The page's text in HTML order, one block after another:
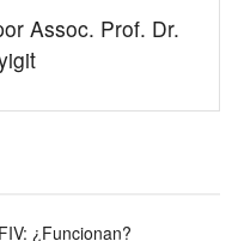
Assoc. Prof. Dr.
¿Funcionan?